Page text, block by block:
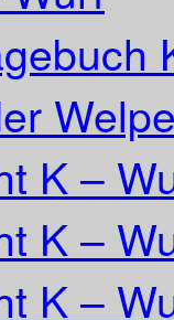
K –
K –
K –